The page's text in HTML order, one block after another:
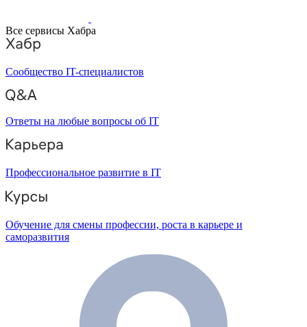
Все сервисы Хабра
Сообщество IT-специалистов
Ответы на любые вопросы об IT
Профессиональное развитие в IT
Обучение для смены профессии, роста в карьере и
саморазвития